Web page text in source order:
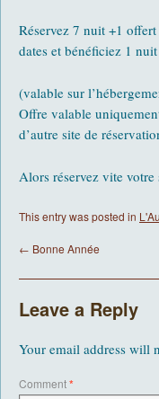
Réservez 7 nuit +1
dates et bénéficiez 1
(valable sur
Offre valable
d’autre site de
Alors réservez vite votre
This entry was posted in
← Bonne Année
Leave a Reply
Your email address will
Comment*